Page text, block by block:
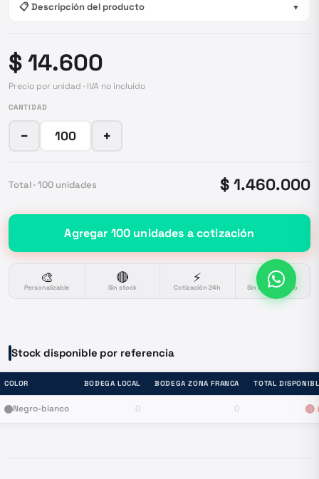
📋 Descripción del producto ▼
$ 14.600
Precio por unidad · IVA no incluido
CANTIDAD
− +
Total · 100 unidades $ 1.460.000
Agregar 100 unidades a cotización
🎨
Personalizable
🔴
Sin stock
⚡
Cotización 24h
🔒
Sin compromiso
Stock disponible por referencia
COLOR BODEGA LOCAL BODEGA ZONA FRANCA TOTAL
Negro-blanco 0 0 🔴